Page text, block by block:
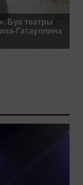
Буа театры
Гатауллина